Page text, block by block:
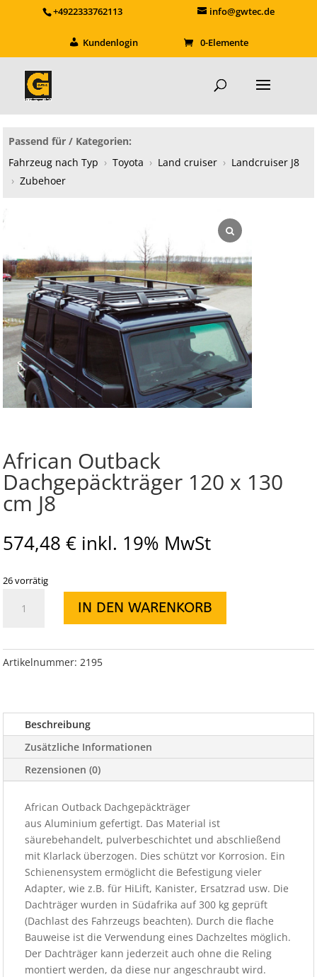
+4922333762113 info@gwtec.de
Kundenlogin 0-Elemente
Passend für / Kategorien:
Fahrzeug nach Typ › Toyota › Land cruiser › Landcruiser J8
› Zubehoer
African Outback
Dachgepäckträger 120 x 130
cm J8
574,48 € inkl. 19% MwSt
26 vorrätig
Outback
Dachgepäckträger
x
J8
Menge
IN DEN WARENKORB
Artikelnummer: 2195
Beschreibung
Zusätzliche Informationen
Rezensionen (0)
African Outback Dachgepäckträger
aus Aluminium gefertigt. Das Material ist
säurebehandelt, pulverbeschichtet und abschließend
mit Klarlack überzogen. Dies schützt vor Korrosion. Ein
Schienensystem ermöglicht die Befestigung vieler
Adapter, wie z.B. für HiLift, Kanister, Ersatzrad usw. Die
Dachträger wurden in Südafrika auf 300 kg geprüft
(Dachlast des Fahrzeugs beachten). Durch die flache
Bauweise ist die Verwendung eines Dachzeltes möglich.
Der Dachträger kann jederzeit auch ohne die Reling
montiert werden, da diese nur angeschraubt wird.